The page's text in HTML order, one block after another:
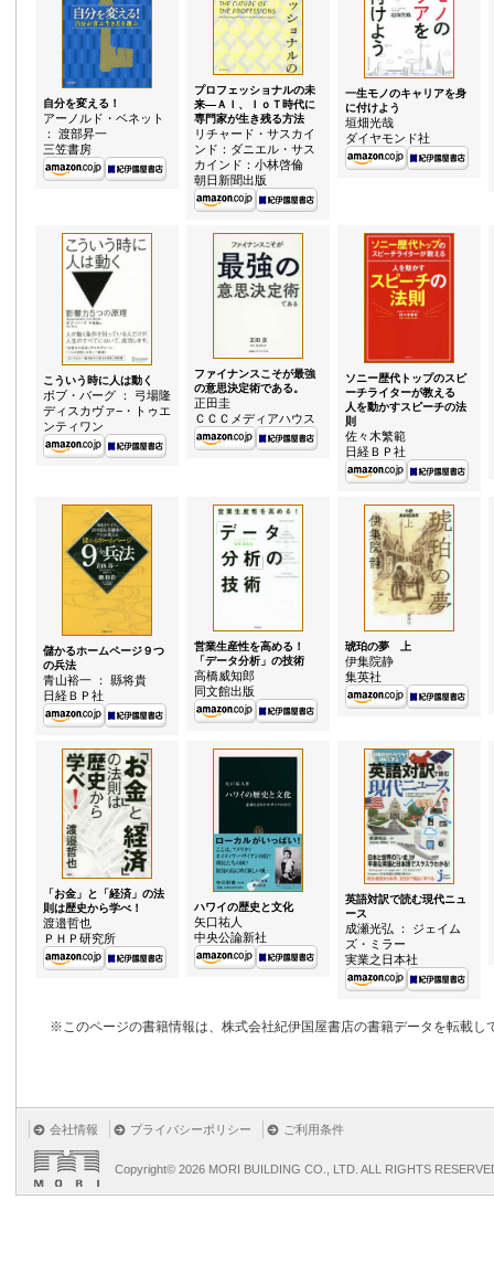
自分を変える！
アーノルド・ベネット
： 渡部昇一
三笠書房
プロフェッショナルの未
来—ＡＩ、ＩｏＴ時代に
専門家が生き残る方法
リチャード・サスカイ
ンド：ダニエル・サス
カインド：小林啓倫
朝日新聞出版
一生モノのキャリアを身
に付けよう
垣畑光哉
ダイヤモンド社
こういう時に人は動く
ボブ・バーグ ： 弓場隆
ディスカヴァ−・トゥエ
ンティワン
ファイナンスこそが最強
の意思決定術である。
正田圭
ＣＣＣメディアハウス
ソニー歴代トップのスピ
ーチライターが教える
人を動かすスピーチの法
則
佐々木繁範
日経ＢＰ社
儲かるホームページ９つ
の兵法
青山裕一 ： 縣将貴
日経ＢＰ社
営業生産性を高める！
「データ分析」の技術
高橋威知郎
同文館出版
琥珀の夢 上
伊集院静
集英社
「お金」と「経済」の法
則は歴史から学べ！
渡邉哲也
ＰＨＰ研究所
ハワイの歴史と文化
矢口祐人
中央公論新社
英語対訳で読む現代ニュ
ース
成瀬光弘 ： ジェイム
ズ・ミラー
実業之日本社
※このページの書籍情報は、株式会社紀伊国屋書店の書籍データを転載し
会社情報 プライバシーポリシー ご利用条件
Copyright© 2026 MORI BUILDING CO., LTD. ALL RIGHTS